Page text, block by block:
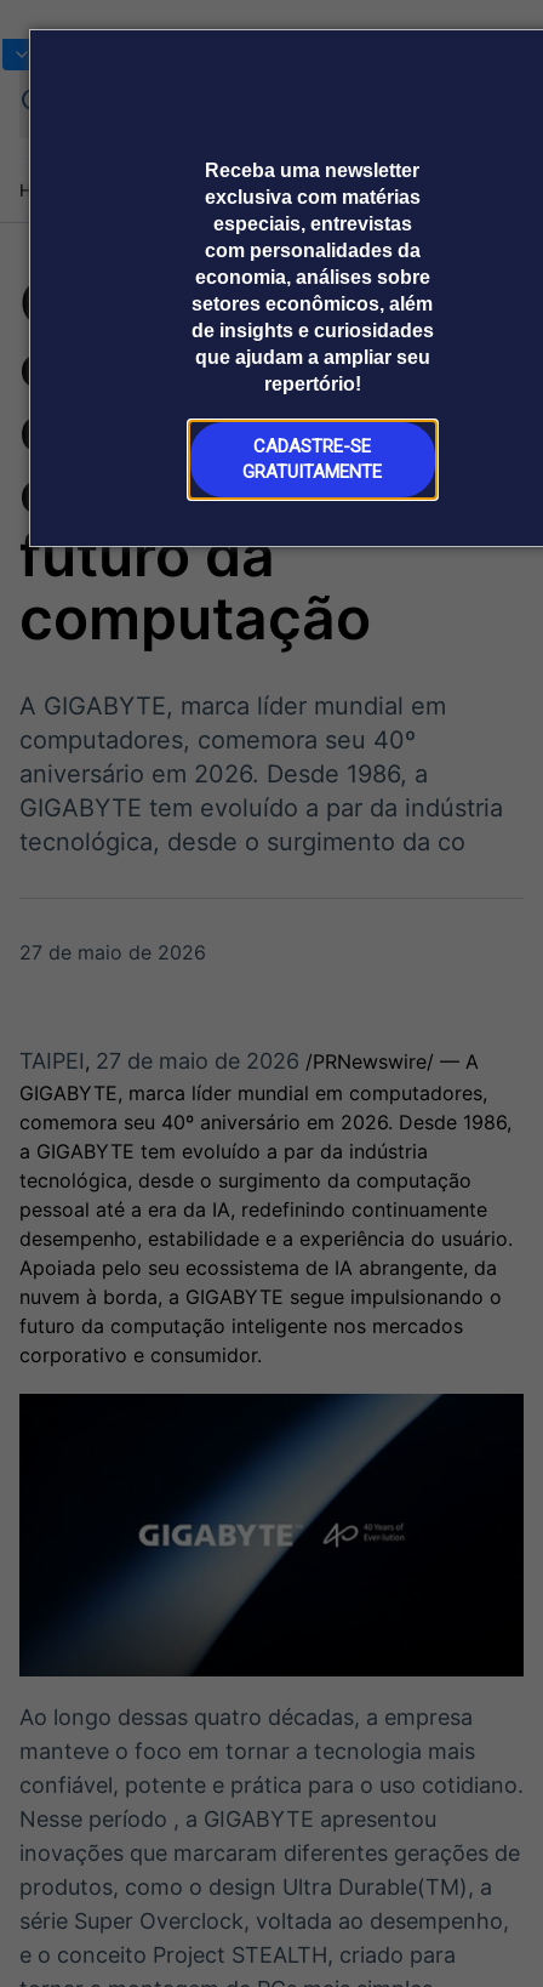
Receba uma newsletter
exclusiva com matérias
especiais, entrevistas
com personalidades da
economia, análises sobre
setores econômicos, além
de insights e curiosidades
que ajudam a ampliar seu
repertório!
CADASTRE-SE
GRATUITAMENTE
Home Produtos e soluçõesNotíciasBlogWeekendInstitucional
Plataformas
Broadcast
Broadcast+
O mercado
financeiro em
tempo real
Broadcast
Tudo sobre o
agronegócio
Broadcast
Os bastidores da
política em tempo
Broadcast
White Label
Plataforma para
conteúdos
personalizados
Soluções de Dados
Broadcast
Ticker
Cotações e
headlines de
notícias
Broadcast
Widgets
Componentes
para conteúdos e
funcionalidades
Broadcast
Wallboard
Conteúdos e
Broadcast
Curadoria
Soluções de
Broadcast
Radar
Monitoramento
inteligente de
Gestão de
Investimentos
Em breve
de ativos
Em breve
Releases Broadcast
Prêmio Broadcast
Prêmio Broadcast
Empresas
Releases
GIGABYTE
celebra 40 anos
de inovação
confiável e o
futuro da
computação
A GIGABYTE, marca líder mundial em
computadores, comemora seu 40º
aniversário em 2026. Desde 1986, a
GIGABYTE tem evoluído a par da indústria
tecnológica, desde o surgimento da co
27 de maio de 2026
TAIPEI, 27 de maio de 2026 /PRNewswire/ — A
GIGABYTE, marca líder mundial em computadores,
comemora seu 40º aniversário em 2026. Desde 1986,
a GIGABYTE tem evoluído a par da indústria
tecnológica, desde o surgimento da computação
pessoal até a era da IA, redefinindo continuamente
desempenho, estabilidade e a experiência do usuário.
Apoiada pelo seu ecossistema de IA abrangente, da
nuvem à borda, a GIGABYTE segue impulsionando o
futuro da computação inteligente nos mercados
corporativo e consumidor.
Ao longo dessas quatro décadas, a empresa
manteve o foco em tornar a tecnologia mais
confiável, potente e prática para o uso cotidiano.
Nesse período , a GIGABYTE apresentou
inovações que marcaram diferentes gerações de
produtos, como o design Ultra Durable(TM), a
série Super Overclock, voltada ao desempenho,
e o conceito Project STEALTH, criado para